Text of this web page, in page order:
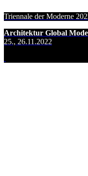
Triennale der Moderne
Architektur Global
25., 26.11.2022